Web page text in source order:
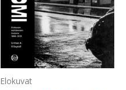
Elokuvat